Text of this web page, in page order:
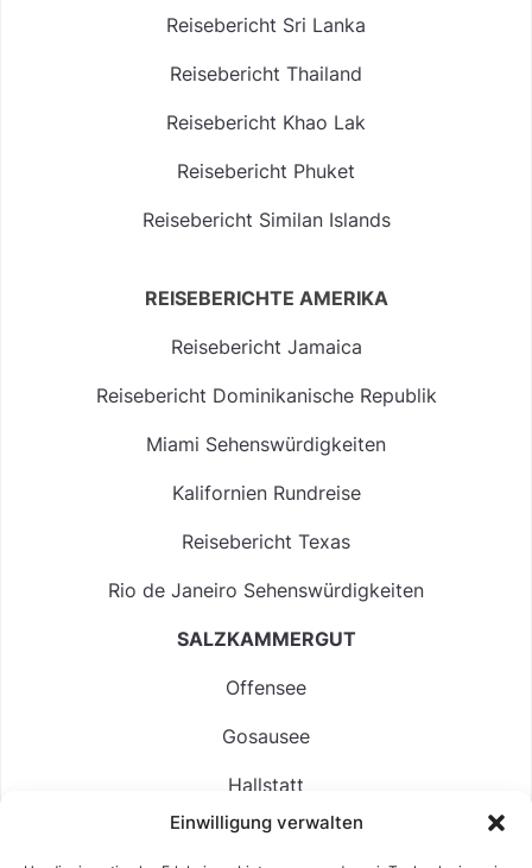
Einwilligung verwalten
Reisebericht Sri Lanka
Reisebericht Thailand
Reisebericht Khao Lak
Reisebericht Phuket
Reisebericht Similan Islands
REISEBERICHTE AMERIKA
Reisebericht Jamaica
Reisebericht Dominikanische Republik
Miami Sehenswürdigkeiten
Kalifornien Rundreise
Reisebericht Texas
Rio de Janeiro Sehenswürdigkeiten
SALZKAMMERGUT
Offensee
Gosausee
Hallstatt
Langbathsee